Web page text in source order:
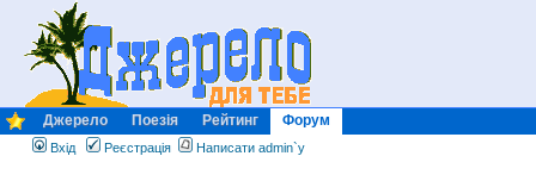
Джерело Поезія Рейтинг Форум
Вхід Реєстрація Написати admin`у